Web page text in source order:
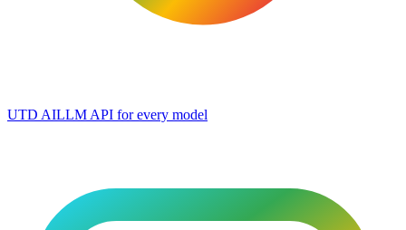
UTD AILLM API for every model